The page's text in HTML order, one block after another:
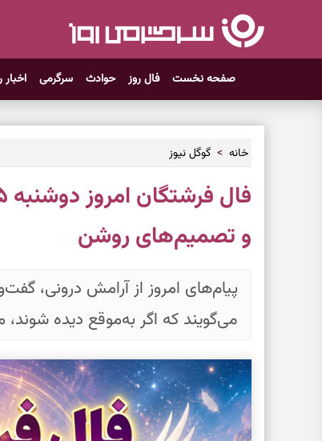
صفحه نخست فال روز حوادث سرگرمی اخبار
خانه گوگل نیوز
و تصمیم‌های روشن
پیام‌های امروز از آرامش درونی،
می‌گویند که اگر به‌موقع دیده شوند،